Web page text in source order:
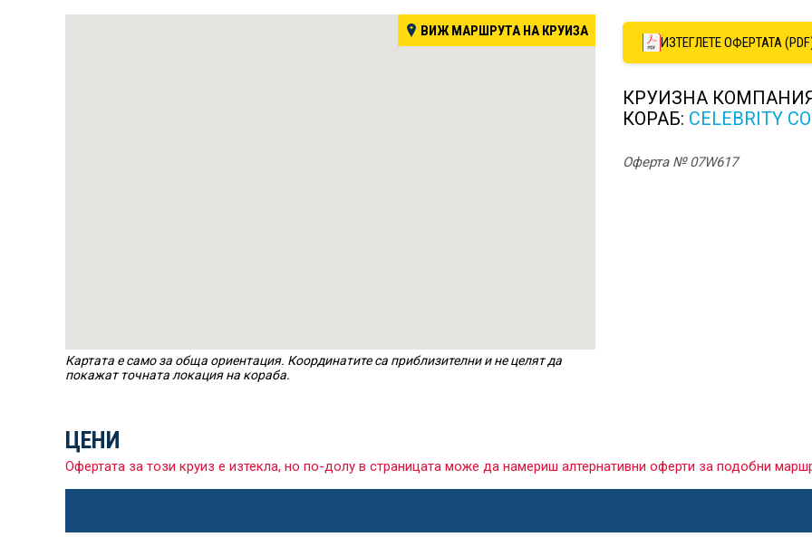
ВИЖ МАРШРУТА НА КРУИЗА
Картата е само за обща ориентация. Координатите са приблизителни и не целят да
покажат точната локация на кораба.
ИЗТЕГЛЕТЕ ОФЕРТАТА
КРУИЗНА
КОРАБ: CELEBRITY
Оферта № 07W617
ЦЕНИ
Офертата за този круиз е изтекла, но по-долу в страницата може да намериш алтернативни оферти за подобни